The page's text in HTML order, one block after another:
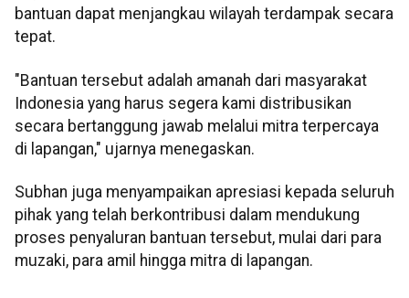
bantuan dapat menjangkau wilayah terdampak secara
tepat.
"Bantuan tersebut adalah amanah dari masyarakat
Indonesia yang harus segera kami distribusikan
secara bertanggung jawab melalui mitra terpercaya
di lapangan," ujarnya menegaskan.
Subhan juga menyampaikan apresiasi kepada seluruh
pihak yang telah berkontribusi dalam mendukung
proses penyaluran bantuan tersebut, mulai dari para
muzaki, para amil hingga mitra di lapangan.